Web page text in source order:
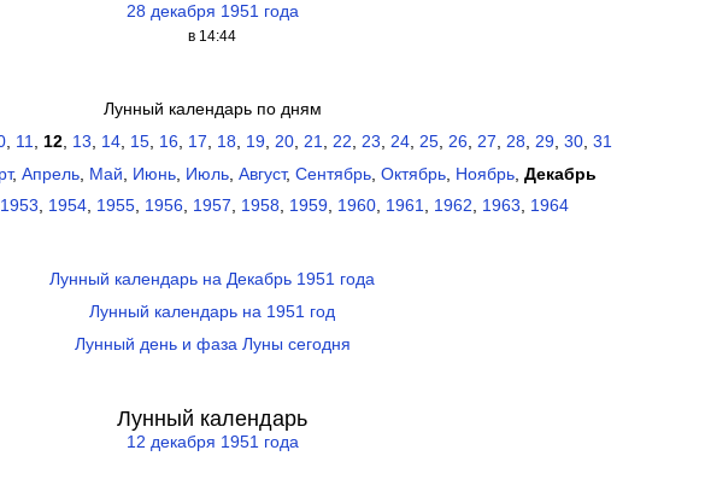
28 декабря 1951 года
в 14:44
Лунный календарь по дням
, 11 12, 13 14, 15, 16, 17 18 19, 20, 21 22 23 24, 25, 26, 27 28 29, 30, 31
, Апрель Май Июнь Июль Август, Сентябрь Октябрь Ноябрь Декабрь
1953, 1954, 1955, 1956, 1957, 1958, 1959, 1960, 1961, 1962, 1963, 1964
Лунный календарь на Декабрь 1951 года
Лунный календарь на 1951 год
Лунный день и фаза Луны сегодня
Лунный календарь
12 декабря 1951 года